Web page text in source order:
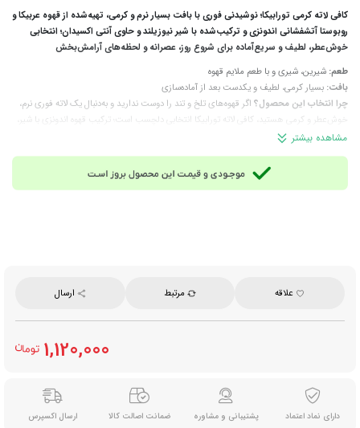
کافی لاته کرمی تورابیکا؛ نوشیدنی فوری با بافت بسیار نرم و کرمی، تهیه‌شده از قهوه عربیکا و
روبوستا آتشفشانی اندونزی و ترکیب‌شده با شیر نیوزیلند و حاوی آنتی اکسیدان؛ انتخابی
خوش‌عطر، لطیف و سریع‌آماده برای شروع روز، عصرانه و لحظه‌های آرامش‌بخش
طعم: شیرین، شیری و با طعم ملایم قهوه
بافت: بسیار کرمی، لطیف و یکدست بعد از آماده‌سازی
چرا انتخاب این محصول؟ اگر قهوه‌های تلخ و تند را دوست ندارید و به‌دنبال یک لاته فوری نرم،
خوش‌عطر و کرمی هستید، کافی لاته تورابیکا انتخابی دلچسب است؛ ترکیب قهوه اندونزی با شیر،
طعمی ملایم و کافه‌ای ایجاد می‌کند که خیلی سریع آماده می‌شود.
پودر عصاره مالت، سوکرالوز و سایر ترکیبات مجاز خوراکی
توجه:
این محصول حاوی شیر است؛ در صورت حساسیت به شیر و فرآورده‌های لبنی، در مصرف
وزن هر ساشه:
مشاهده بیشتر
علاقه مرتبط ارسال
1,120,000
دارای نماد اعتماد پشتیبانی و مشاوره ضمانت اصالت کالا ارسال اکسپرس